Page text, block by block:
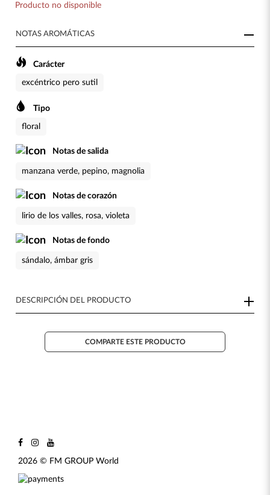
Producto no disponible
NOTAS AROMÁTICAS
Carácter
excéntrico pero sutil
Tipo
floral
Notas de salida
manzana verde, pepino, magnolia
Notas de corazón
lirio de los valles, rosa, violeta
Notas de fondo
sándalo, ámbar gris
DESCRIPCIÓN DEL PRODUCTO
COMPARTE ESTE PRODUCTO
2026 © FM GROUP World